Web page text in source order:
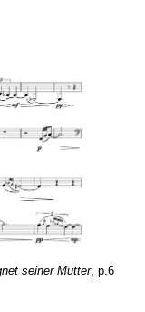
seiner Mutter, p.6